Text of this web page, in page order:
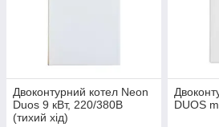
Двоконтурний котел Neon
Duos 9 кВт, 220/380В
(тихий хід)
DUOS